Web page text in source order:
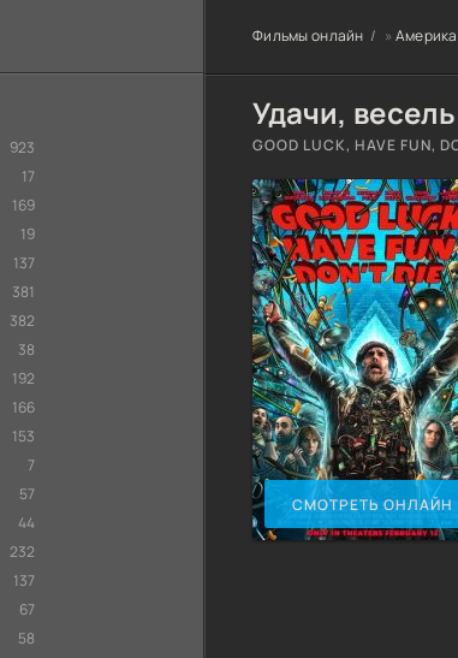
923
17
169
19
137
381
382
38
192
166
153
7
57
44
232
137
67
58
Фильмы онлайн »
Удачи,
GOOD LUCK, HAVE FUN,
СМОТРЕТЬ ОНЛАЙН